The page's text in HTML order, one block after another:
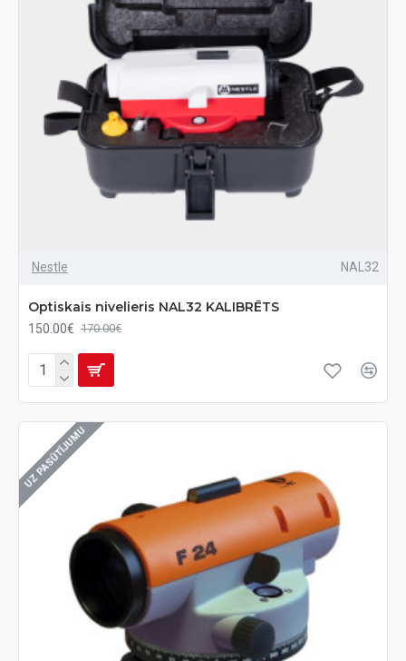
Nestle NAL32
Optiskais nivelieris NAL32 KALIBRĒTS
150.00€ 170.00€
UZ PASŪTĪJUMU